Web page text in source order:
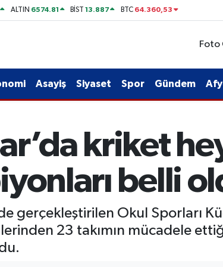
ALTIN 6574.81 BİST13.887 BTC 64.360,53
Foto
Asayiş Siyaset Spor Gündem
kriket
belli
gerçekleştirilen Okul Sporları
23 takımın mücadele